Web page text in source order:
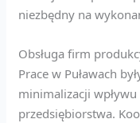
niezbędny na
Obsługa firm
Prace w Puławach
minimalizacji
przedsiębiorstwa.